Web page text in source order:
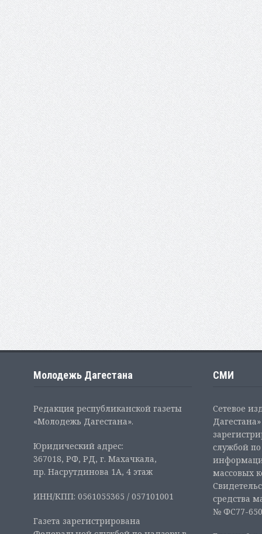
Молодежь Дагестана
Редакция республиканской газеты
«Молодежь Дагестана».
Юридический адрес:
367018, РФ, РД, г. Махачкала,
пр. Насрутдинова 1А, 4 этаж
ИНН/КПП: 0561055365 / 057101001
Газета зарегистрирована
СМИ
Сетевое
службой
массовых
средства
№ ФС77-